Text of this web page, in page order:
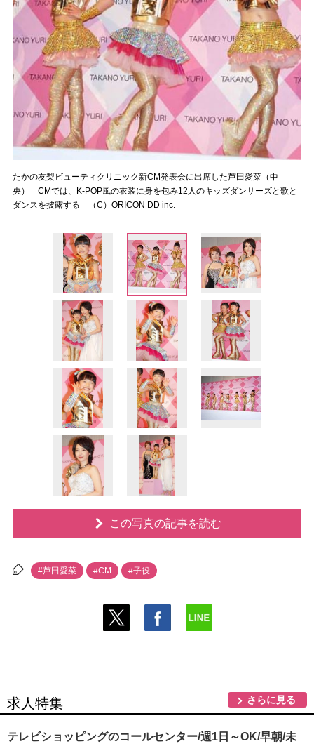
たかの友梨ビューティクリニック新CM発表会に出席した芦田愛菜（中
央） CMでは、K-POP風の衣装に身を包み12人のキッズダンサーズと歌と
ダンスを披露する （C）ORICON DD inc.
この写真の記事を読む
#芦田愛菜 #CM #子役
求人特集 さらに見る
テレビショッピングのコールセンター/週1日～OK/早朝/未